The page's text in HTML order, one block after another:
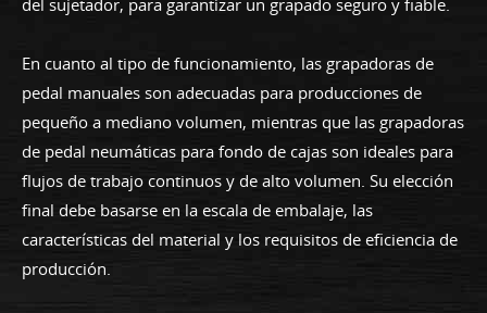
En cuanto al tipo de funcionamiento, las grapadoras de
pedal manuales son adecuadas para producciones de
pequeño a mediano volumen, mientras que las grapadoras
de pedal neumáticas para fondo de cajas son ideales para
flujos de trabajo continuos y de alto volumen. Su elección
final debe basarse en la escala de embalaje, las
características del material y los requisitos de eficiencia de
producción.